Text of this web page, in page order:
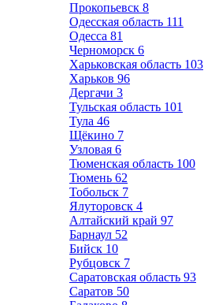
Прокопьевск 8
Одесская область 111
Одесса 81
Черноморск 6
Харьковская область 103
Харьков 96
Дергачи 3
Тульская область 101
Тула 46
Щёкино 7
Узловая 6
Тюменская область 100
Тюмень 62
Тобольск 7
Ялуторовск 4
Алтайский край 97
Барнаул 52
Бийск 10
Рубцовск 7
Саратовская область 93
Саратов 50